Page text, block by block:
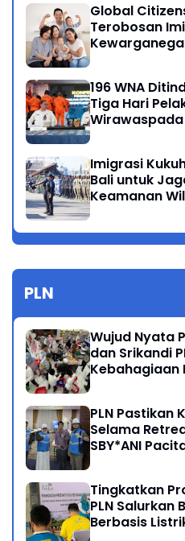
Global
Terobosan
196 WNA
Tiga Hari
Imigrasi
Bali untuk
Keamanan
PLN
Wujud Nyata
dan Srikandi
Kebahagiaan
PLN Pastikan
Selama
SBY*ANI
Tingkatkan
PLN Salurkan
Berbasis